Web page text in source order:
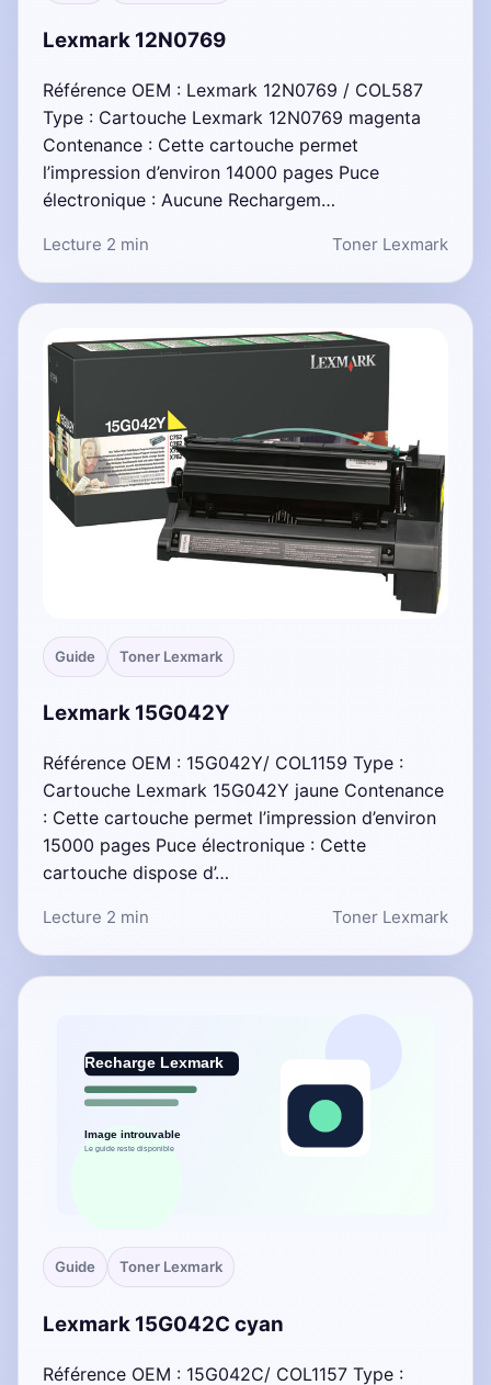
Lexmark 12N0769
Référence OEM : Lexmark 12N0769 / COL587
Type : Cartouche Lexmark 12N0769 magenta
Contenance : Cette cartouche permet
l’impression d’environ 14000 pages Puce
électronique : Aucune Rechargem…
Lecture 2 min Toner Lexmark
Guide Toner Lexmark
Lexmark 15G042Y
Référence OEM : 15G042Y/ COL1159 Type :
Cartouche Lexmark 15G042Y jaune Contenance
: Cette cartouche permet l’impression d’environ
15000 pages Puce électronique : Cette
cartouche dispose d’…
Lecture 2 min Toner Lexmark
Guide Toner Lexmark
Lexmark 15G042C cyan
Référence OEM : 15G042C/ COL1157 Type :